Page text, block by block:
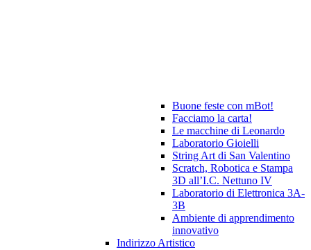
Buone feste con mBot!
Facciamo la carta!
Le macchine di Leonardo
Laboratorio Gioielli
String Art di San Valentino
Scratch, Robotica e Stampa
3D all’I.C. Nettuno IV
Laboratorio di Elettronica 3A-
3B
Ambiente di apprendimento
innovativo
Indirizzo Artistico